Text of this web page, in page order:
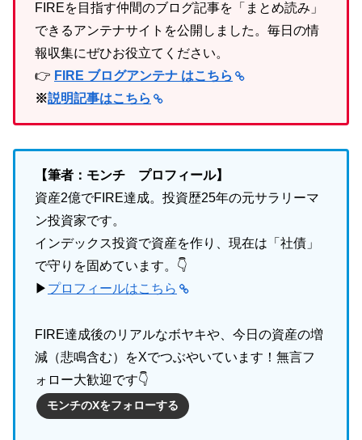
FIREを目指す仲間のブログ記事を「まとめ読み」
できるアンテナサイトを公開しました。毎日の情
報収集にぜひお役立てください。
👉 FIRE ブログアンテナ はこちら
※説明記事はこちら
【筆者：モンチ プロフィール】
資産2億でFIRE達成。投資歴25年の元サラリーマ
ン投資家です。
インデックス投資で資産を作り、現在は「社債」
で守りを固めています。👇
▶ プロフィールはこちら
FIRE達成後のリアルなボヤキや、今日の資産の増
減（悲鳴含む）をXでつぶやいています！無言フ
ォロー大歓迎です👇
モンチのXをフォローする